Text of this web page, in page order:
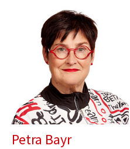
Aktuelle Seite: Bayr zum Tag
Petra Bayr